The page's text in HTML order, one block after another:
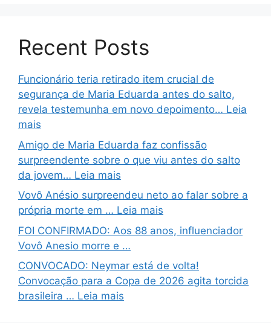
Recent Posts
Funcionário teria retirado item crucial de
segurança de Maria Eduarda antes do salto,
revela testemunha em novo depoimento… Leia
mais
Amigo de Maria Eduarda faz confissão
surpreendente sobre o que viu antes do salto
da jovem… Leia mais
Vovô Anésio surpreendeu neto ao falar sobre a
própria morte em … Leia mais
FOI CONFIRMADO: Aos 88 anos, influenciador
Vovô Anesio morre e …
CONVOCADO: Neymar está de volta!
Convocação para a Copa de 2026 agita torcida
brasileira … Leia mais